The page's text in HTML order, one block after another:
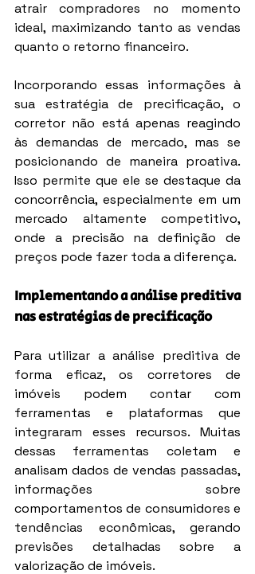
atrair compradores no momento
ideal, maximizando tanto as vendas
quanto o retorno financeiro.
Incorporando essas informações à
sua estratégia de precificação, o
corretor não está apenas reagindo
às demandas de mercado, mas se
posicionando de maneira proativa.
Isso permite que ele se destaque da
concorrência, especialmente em um
mercado altamente competitivo,
onde a precisão na definição de
preços pode fazer toda a diferença.
Implementando a análise preditiva
nas estratégias de precificação
Para utilizar a análise preditiva de
forma eficaz, os corretores de
imóveis podem contar com
ferramentas e plataformas que
integraram esses recursos. Muitas
dessas ferramentas coletam e
analisam dados de vendas passadas,
informações sobre
comportamentos de consumidores e
tendências econômicas, gerando
previsões detalhadas sobre a
valorização de imóveis.